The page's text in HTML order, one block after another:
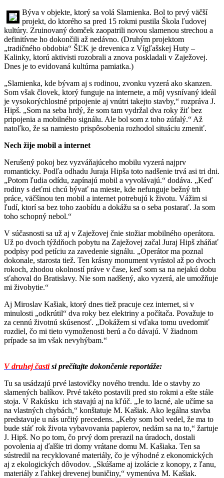
Býva v objekte, ktorý sa volá Slamienka. Bol to prvý väčší
projekt, do ktorého sa pred 15 rokmi pustila Škola ľudovej
kultúry. Zruinovaný domček zaopatrili novou slamenou strechou a
definitívne ho dokončili až nedávno. (Druhým projektom
„tradičného obdobia“ ŠĽK je drevenica z Vígľašskej Huty –
Kalinky, ktorú aktivisti rozobrali a znova poskladali v Zaježovej.
Dnes je to evidovaná kultúrna pamiatka.)
„Slamienka, kde bývam aj s rodinou, zvonku vyzerá ako skanzen.
Som však človek, ktorý funguje na internete, a môj vysnívaný ideál
je vysokorýchlostné pripojenie aj vnútri takejto stavby,“ rozpráva J.
Hipš. „Som na seba hrdý, že som tam vydržal dva roky žiť bez
pripojenia a mobilného signálu. Ale bol som z toho zúfalý.“ Až
natoľko, že sa namiesto prispôsobenia rozhodol situáciu zmeniť.
Nech žije mobil a internet
Nerušený pokoj bez vyzváňajúceho mobilu vyzerá najprv
romanticky. Podľa odhadu Juraja Hipša toto nadšenie trvá asi tri dni.
„Potom ľudia odídu, zapínajú mobil a vyvolávajú.“ dodáva. „Keď
rodiny s deťmi chcú bývať na mieste, kde nefunguje bežný trh
práce, väčšinou ten mobil a internet potrebujú k životu. Vážim si
ľudí, ktorí sa bez toho zaobídu a dokážu sa o seba postarať. Ja som
toho schopný nebol.“
V súčasnosti sa už aj v Zaježovej čnie stožiar mobilného operátora.
Už po dvoch týždňoch pobytu na Zaježovej začal Juraj Hipš zháňať
podpisy pod petíciu za zavedenie signálu. „Operátor ma poznal
dokonale, starosta tiež. Ten krásny monument vyrástol až po dvoch
rokoch, zhodou okolností práve v čase, keď som sa na nejakú dobu
sťahoval do Bratislavy. Nie som nadšený, ako vyzerá, ale umožňuje
mi živobytie.“
Aj Miroslav Kašiak, ktorý dnes tiež pracuje cez internet, si v
minulosti „odkrútil“ dva roky bez elektriny a počítača. Považuje to
za cennú životnú skúsenosť. „Dokážem si vďaka tomu uvedomiť
rozdiel, čo mi tieto vymoženosti berú a čo dávajú. V žiadnom
prípade sa im však nevyhýbam.“
V druhej častisi prečítajte dokončenie reportáže:
Tu sa usádzajú prvé lastovičky nového trendu. Ide o stavby zo
slamených balíkov. Prvé takéto postavili pred sto rokmi a ešte stále
stoja. V Rakúsku ich stavajú aj na kľúč. „Je to lacné, ale učíme sa
na vlastných chybách,“ konštatuje M. Kašiak. Ako legálna stavba
predstavuje u nás určitý precedens. „Keby som bol vedel, že ma to
bude stáť rok života vybavovania papierov, nedám sa na to,“ žartuje
J. Hipš. No po tom, čo prvý dom prerazil na úradoch, dostali
povolenia aj ďalšie tri domy vrátane domu M. Kašiaka. Ten sa
sústredil na recyklované materiály, čo je výhodné z ekonomických
aj z ekologických dôvodov. „Skúšame aj izolácie z konopy, z ľanu,
materiály z ľahkej drevenej buničiny,“ vymenúva M. Kašiak.